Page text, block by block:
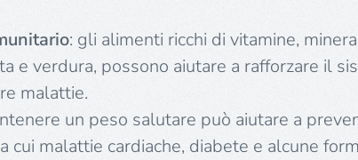
: gli alimenti ricchi di vitamine,
e verdura, possono aiutare a rafforzare il
malattie.
un peso salutare può aiutare a
cui malattie cardiache, diabete e alcune